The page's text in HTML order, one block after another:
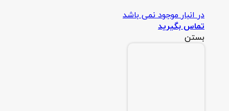
در انبار موجود نمی باشد
تماس بگیرید
بستن